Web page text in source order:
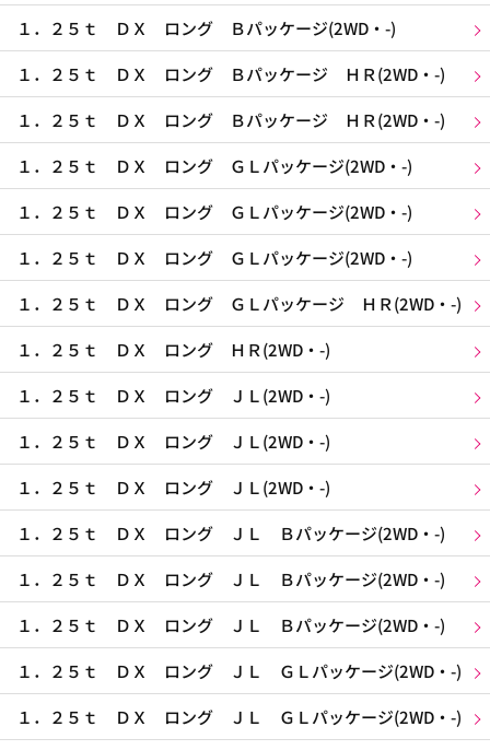
１．２５ｔ ＤＸ ロング Ｂパッケージ(2WD・-)
１．２５ｔ ＤＸ ロング Ｂパッケージ ＨＲ(2WD・-)
１．２５ｔ ＤＸ ロング Ｂパッケージ ＨＲ(2WD・-)
１．２５ｔ ＤＸ ロング ＧＬパッケージ(2WD・-)
１．２５ｔ ＤＸ ロング ＧＬパッケージ(2WD・-)
１．２５ｔ ＤＸ ロング ＧＬパッケージ(2WD・-)
１．２５ｔ ＤＸ ロング ＧＬパッケージ ＨＲ(2WD・-)
１．２５ｔ ＤＸ ロング ＨＲ(2WD・-)
１．２５ｔ ＤＸ ロング ＪＬ(2WD・-)
１．２５ｔ ＤＸ ロング ＪＬ(2WD・-)
１．２５ｔ ＤＸ ロング ＪＬ(2WD・-)
１．２５ｔ ＤＸ ロング ＪＬ Ｂパッケージ(2WD・-)
１．２５ｔ ＤＸ ロング ＪＬ Ｂパッケージ(2WD・-)
１．２５ｔ ＤＸ ロング ＪＬ Ｂパッケージ(2WD・-)
１．２５ｔ ＤＸ ロング ＪＬ ＧＬパッケージ(2WD・-)
１．２５ｔ ＤＸ ロング ＪＬ ＧＬパッケージ(2WD・-)